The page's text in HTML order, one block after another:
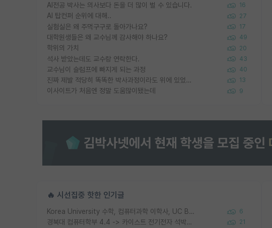
AI전공 박사는 의사보다 돈을 더 많이 벌 수 있습니다. 16
AI 탑컨퍼 순위에 대해.. 27
실험실은 왜 주먹구구로 돌아가나요? 17
대학원생들은 왜 교수님께 감사해야 하나요? 49
학위의 가치 20
석사 받았는데도 교수랑 연락한다. 43
교수님이 슬럼프에 빠지게 되는 과정 40
진짜 제발 적당히 똑똑한 박사과정이라도 위에 있었으면.. 13
이사이트가 처음엔 정말 도움많이됐는데 9
🔥 시선집중 핫한 인기글
Korea University 수학, 컴퓨터과학 이학사, UC Berkeley 산업공학 대학원 공학박사가 되는 것은 쉽지 않겠죠? 6
경북대 컴퓨터학부 4.4 -> 카이스트 전기전자 석박사통합과정 합격 21